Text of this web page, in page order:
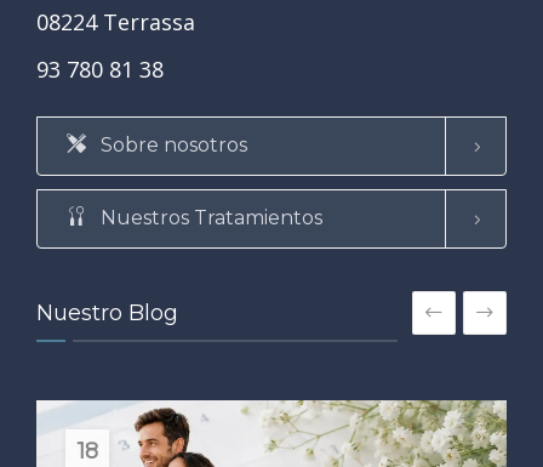
08224 Terrassa
93 780 81 38
Sobre nosotros
Nuestros Tratamientos
Nuestro Blog
18